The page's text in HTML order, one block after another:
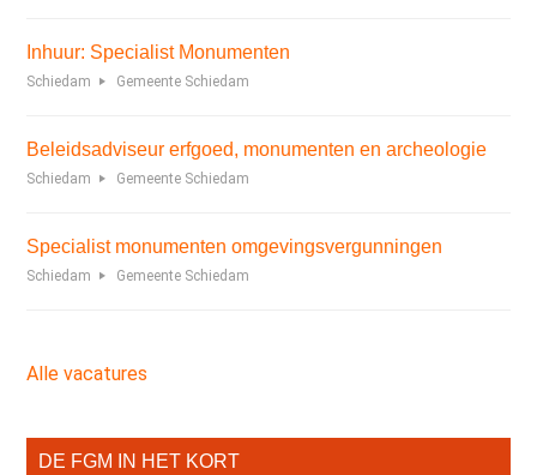
Inhuur: Specialist Monumenten
Schiedam Gemeente Schiedam
Beleidsadviseur erfgoed, monumenten en archeologie
Schiedam Gemeente Schiedam
Specialist monumenten omgevingsvergunningen
Schiedam Gemeente Schiedam
Alle vacatures
DE FGM IN HET KORT